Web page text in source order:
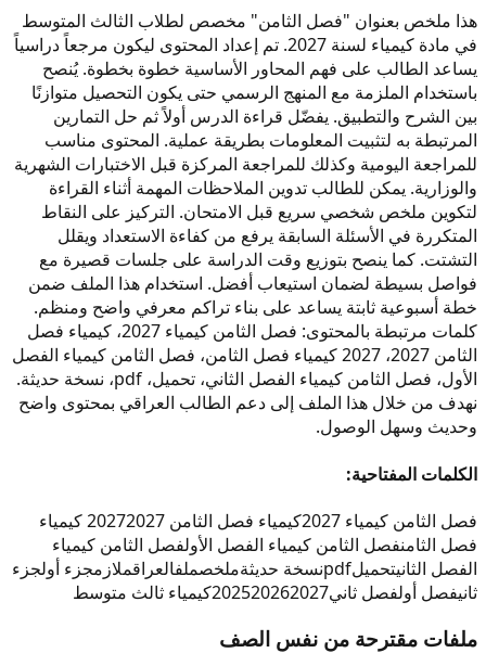
هذا ملخص بعنوان "فصل الثامن" مخصص لطلاب الثالث المتوسط
في مادة كيمياء لسنة 2027. تم إعداد المحتوى ليكون مرجعاً دراسياً
يساعد الطالب على فهم المحاور الأساسية خطوة بخطوة. يُنصح
باستخدام الملزمة مع المنهج الرسمي حتى يكون التحصيل متوازنًا
بين الشرح والتطبيق. يفضّل قراءة الدرس أولاً ثم حل التمارين
المرتبطة به لتثبيت المعلومات بطريقة عملية. المحتوى مناسب
للمراجعة اليومية وكذلك للمراجعة المركزة قبل الاختبارات الشهرية
والوزارية. يمكن للطالب تدوين الملاحظات المهمة أثناء القراءة
لتكوين ملخص شخصي سريع قبل الامتحان. التركيز على النقاط
المتكررة في الأسئلة السابقة يرفع من كفاءة الاستعداد ويقلل
التشتت. كما ينصح بتوزيع وقت الدراسة على جلسات قصيرة مع
فواصل بسيطة لضمان استيعاب أفضل. استخدام هذا الملف ضمن
خطة أسبوعية ثابتة يساعد على بناء تراكم معرفي واضح ومنظم.
كلمات مرتبطة بالمحتوى: فصل الثامن كيمياء 2027، كيمياء فصل
الثامن 2027، 2027 كيمياء فصل الثامن، فصل الثامن كيمياء الفصل
الأول، فصل الثامن كيمياء الفصل الثاني، تحميل، pdf، نسخة حديثة.
نهدف من خلال هذا الملف إلى دعم الطالب العراقي بمحتوى واضح
وحديث وسهل الوصول.
الكلمات المفتاحية:
فصل الثامن كيمياء 2027
كيمياء فصل الثامن 2027
2027 كيمياء
فصل الثامنفصل الثامن كيمياء الفصل الأولفصل الثامن كيمياء
الفصل الثانيتحميلpdfنسخة حديثةملخصملفالعراقملازمجزء أولجزء
ثانيفصل أولفصل ثاني 202520262027 كيمياء ثالث متوسط
ملفات مقترحة من نفس الصف